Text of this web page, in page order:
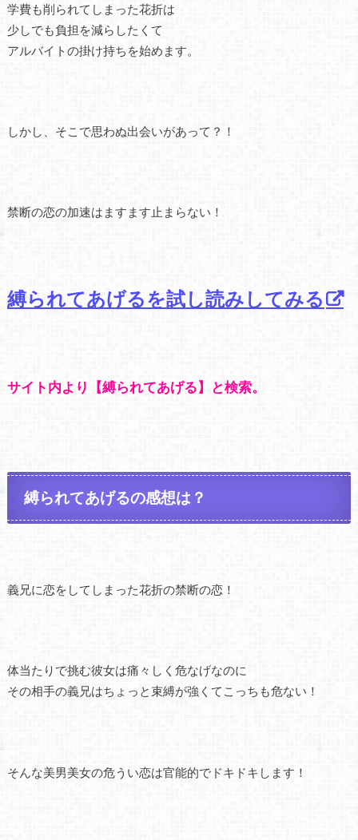
学費も削られてしまった花折は
少しでも負担を減らしたくて
アルバイトの掛け持ちを始めます。
しかし、そこで思わぬ出会いがあって？！
禁断の恋の加速はますます止まらない！
縛られてあげるを試し読みしてみる
サイト内より【縛られてあげる】と検索。
縛られてあげるの感想は？
義兄に恋をしてしまった花折の禁断の恋！
体当たりで挑む彼女は痛々しく危なげなのに
その相手の義兄はちょっと束縛が強くてこっちも危ない！
そんな美男美女の危うい恋は官能的でドキドキします！